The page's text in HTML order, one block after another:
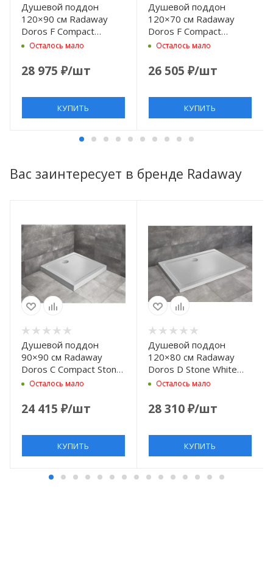
Душевой поддон
120×90 см Radaway
Doros F Compact
SDRFP1290-05
Осталось мало
28 975 ₽/шт
КУПИТЬ
Душевой поддон
120×70 см Radaway
Doros F Compact
SDRFP1270-05
Осталось мало
26 505 ₽/шт
КУПИТЬ
Вас заинтересует в бренде Radaway
Душевой поддон
90×90 см Radaway
Doros C Compact Stone
White SDRC9090-05-
Осталось мало
24 415 ₽/шт
КУПИТЬ
Душевой поддон
120×80 см Radaway
Doros D Stone White
SDRD1280-01-04S
Осталось мало
28 310₽/шт
КУПИТЬ